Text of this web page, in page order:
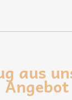
aus
Angebot